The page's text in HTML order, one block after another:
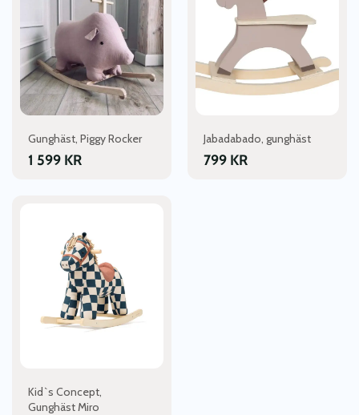
Gunghäst, Piggy Rocker
1 599 KR
Jabadabado, gunghäst
799 KR
Kid`s Concept,
Gunghäst Miro